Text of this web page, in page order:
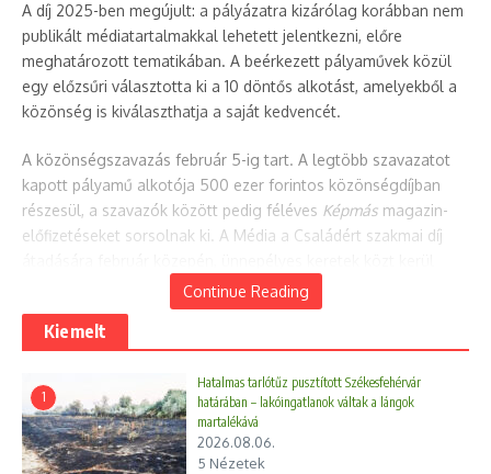
A díj 2025-ben megújult: a pályázatra kizárólag korábban nem
publikált médiatartalmakkal lehetett jelentkezni, előre
meghatározott tematikában. A beérkezett pályaművek közül
egy előzsűri választotta ki a 10 döntős alkotást, amelyekből a
közönség is kiválaszthatja a saját kedvencét.
A közönségszavazás február 5-ig tart. A legtöbb szavazatot
kapott pályamű alkotója 500 ezer forintos közönségdíjban
részesül, a szavazók között pedig féléves Képmás magazin-
előfizetéseket sorsolnak ki. A Média a Családért szakmai díj
Continue Reading
Kiemelt
1
Hatalmas tarlótűz pusztított Székesfehérvár
határában – lakóingatlanok váltak a lángok
martalékává
2026.08.06.
5 Nézetek